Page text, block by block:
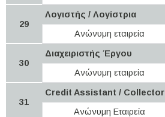
29
Λογιστής / Λογίστρια
Ανώνυμη εταιρεία
30
Διαχειριστής Έργου
Ανώνυμη εταιρεία
31
Credit Assistant / Collector
Ανώνυμη Εταιρεία